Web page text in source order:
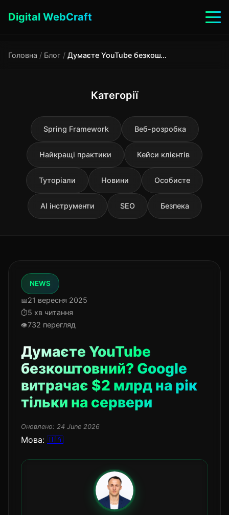
Digital WebCraft
Головна / Блог / Думаєте YouTube безкоштовний? Google витрачає $2 млрд на рік тільки на сервери
Категорії
Spring Framework Веб-розробка
Найкращі практики Кейси клієнтів
Туторіали Новини Особисте
AI інструменти SEO Безпека
NEWS
21 вересня 2025
5 хв читання
732 перегляд
Думаєте YouTube
безкоштовний? Google
витрачає $2 млрд на рік
тільки на сервери
Оновлено: 24 June 2026
Мова: 🇺🇦